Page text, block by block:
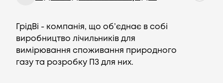
ГрідВі - компанія, що об’єднає в собі
виробництво лічильників для
вимірювання споживання природного
газу та розробку ПЗ для них.